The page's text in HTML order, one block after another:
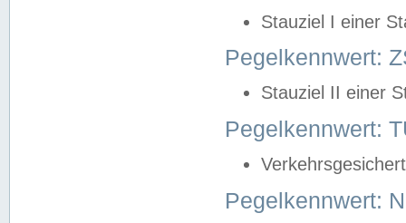
Stauziel I einer
Pegelkennwert:
Stauziel II einer
Pegelkennwert:
Pegelkennwert: